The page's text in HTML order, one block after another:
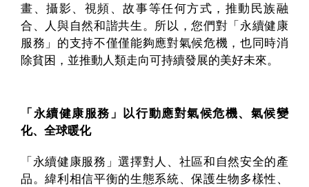
畫、攝影、視頻、故事等任何方式，推動民族融
合、人與自然和諧共生。所以，您們對「永續健康
服務」的支持不僅僅能夠應對氣候危機，也同時消
除貧困，並推動人類走向可持續發展的美好未來。
「永續健康服務」以行動應對氣候危機、氣候變
化、全球暖化
「永續健康服務」選擇對人、社區和自然安全的產
品。緯利相信平衡的生態系統、保護生物多樣性、